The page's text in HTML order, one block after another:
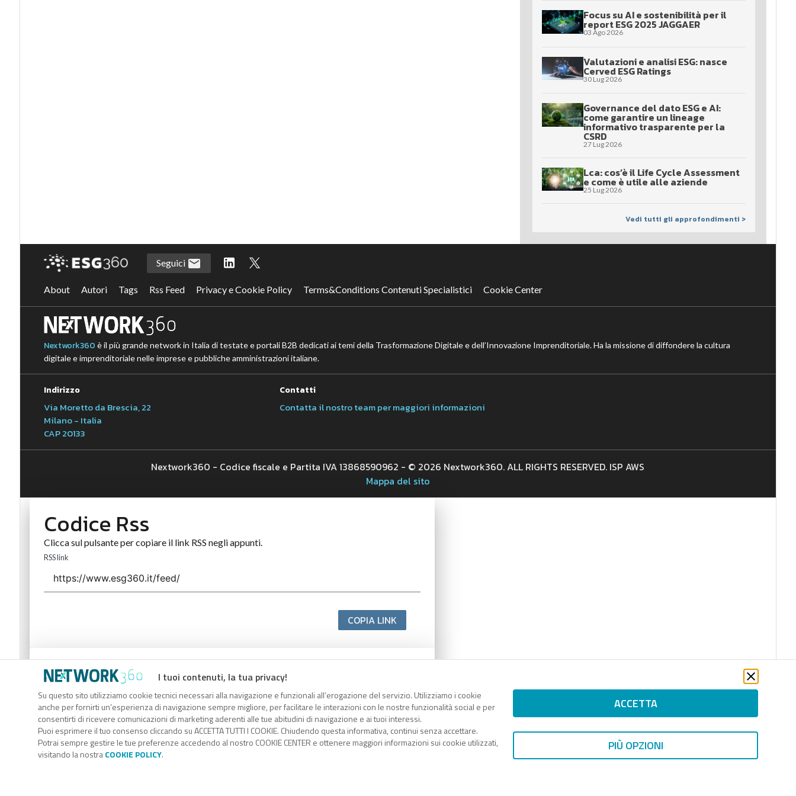
Focus su AI e sostenibilità per il
report ESG 2025 JAGGAER
03 Ago 2026
Valutazioni e analisi ESG: nasce
Cerved ESG Ratings
30 Lug 2026
Governance del dato ESG e AI:
come garantire un lineage
informativo trasparente per la
CSRD
27 Lug 2026
Lca: cos’è il Life Cycle Assessment
e come è utile alle aziende
25 Lug 2026
Vedi tutti gli approfondimenti >
I tuoi contenuti, la tua privacy!
Su questo sito utilizziamo cookie tecnici necessari alla navigazione e funzionali all’erogazione del servizio. Utilizziamo i cookie
anche per fornirti un’esperienza di navigazione sempre migliore, per facilitare le interazioni con le nostre funzionalità social e per
consentirti di ricevere comunicazioni di marketing aderenti alle tue abitudini di navigazione e ai tuoi interessi.
Puoi esprimere il tuo consenso cliccando su ACCETTA TUTTI I COOKIE. Chiudendo questa informativa, continui senza accettare.
Potrai sempre gestire le tue preferenze accedendo al nostro COOKIE CENTER e ottenere maggiori informazioni sui cookie utilizzati,
visitando la nostraCOOKIE POLICY.
ACCETTA
PIÙ OPZIONI
Seguici
About Autori Tags Rss Feed Privacy e Cookie Policy Terms&Conditions Contenuti Specialistici Cookie Center
Nextwork360 è il più grande network in Italia di testate e portali B2B dedicati ai temi della Trasformazione Digitale e dell’Innovazione Imprenditoriale. Ha la missione di diffondere la cultura
digitale e imprenditoriale nelle imprese e pubbliche amministrazioni italiane.
Indirizzo
Via Moretto da Brescia, 22
Milano - Italia
CAP 20133
Contatti
Contatta il nostro team per maggiori informazioni
Nextwork360 - Codice fiscale e Partita IVA 13868590962 - © 2026 Nextwork360. ALL RIGHTS RESERVED. ISP AWS
Mappa del sito
Codice Rss
Clicca sul pulsante per copiare il link RSS negli appunti.
RSS link
COPIA LINK
Codice Rss
Clicca sul pulsante per copiare il link RSS negli appunti.
RSS link